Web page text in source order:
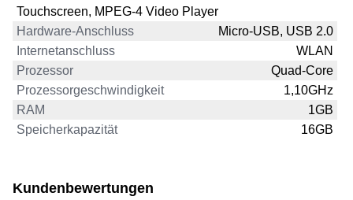
Touchscreen, MPEG-4 Video Player
Hardware-Anschluss
Micro-USB, USB 2.0
Internetanschluss
WLAN
Prozessor
Quad-Core
Prozessorgeschwindigkeit
1,10GHz
RAM
1GB
Speicherkapazität
16GB
Kundenbewertungen